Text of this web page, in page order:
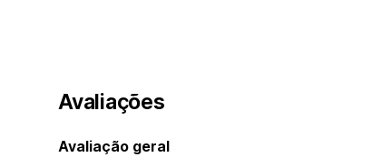
Avaliações
Avaliação geral